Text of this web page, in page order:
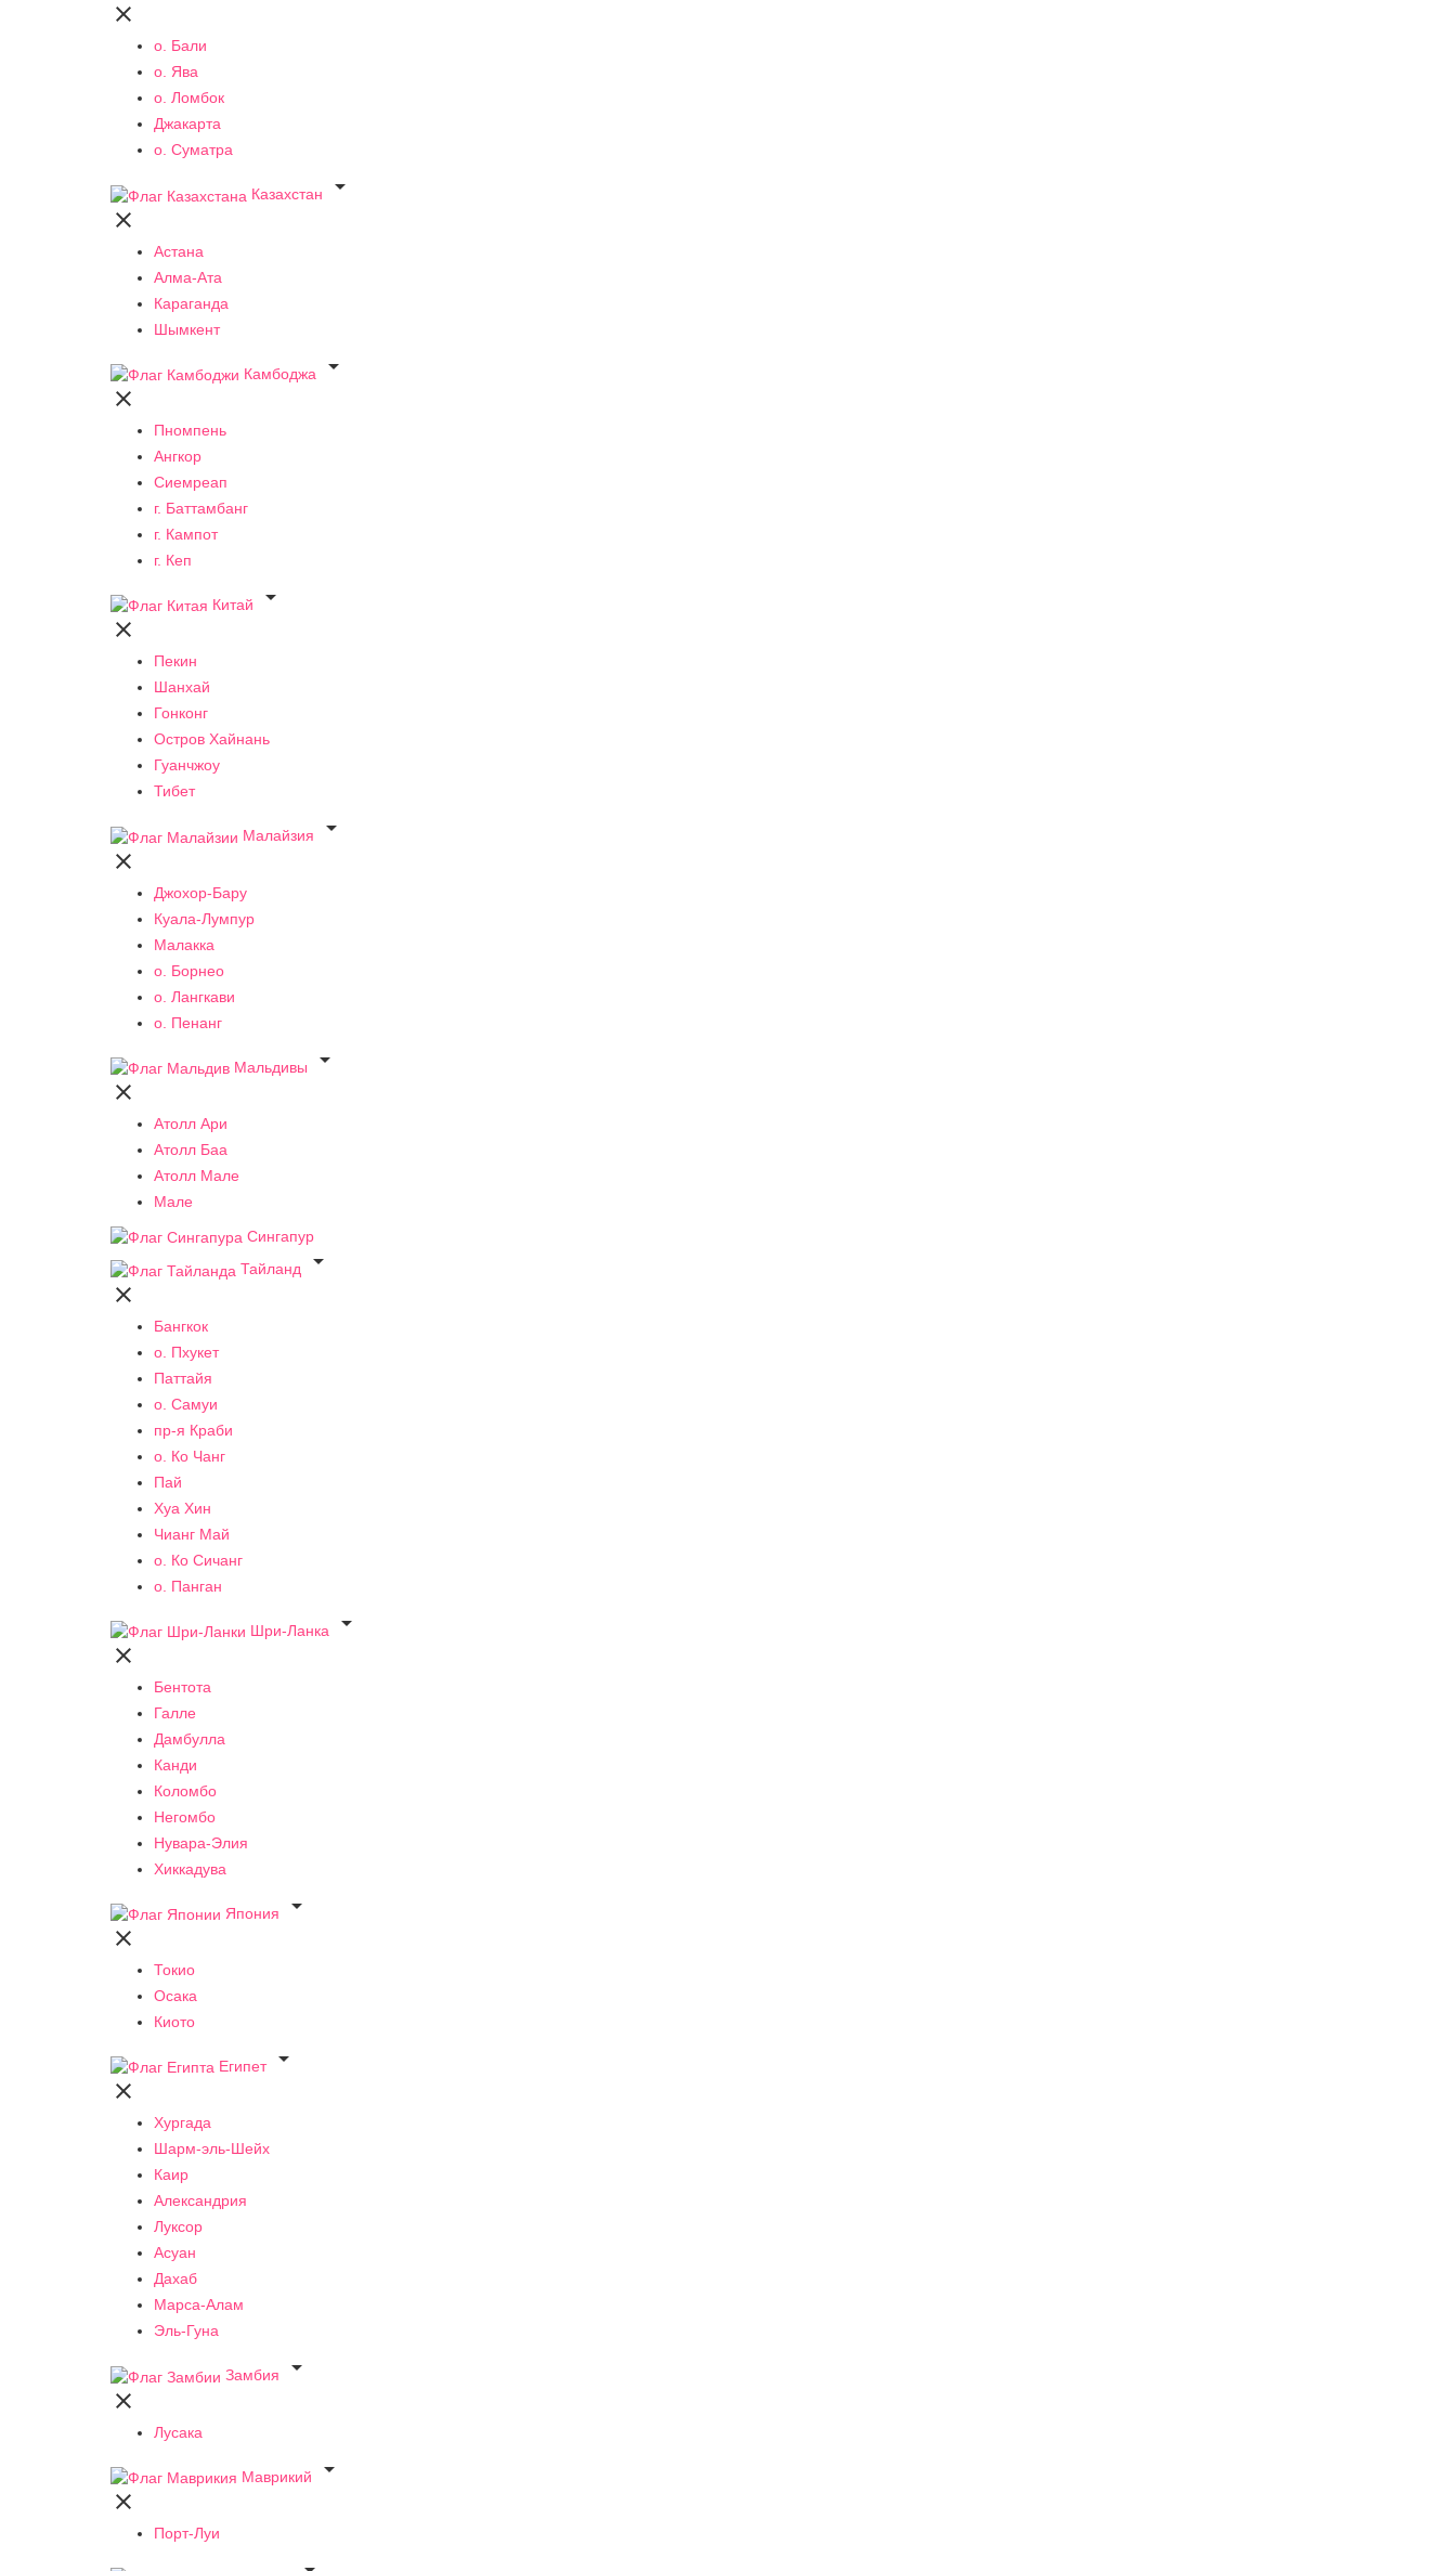

о. Бали
о. Ява
о. Ломбок
Джакарта
о. Суматра
Казахстан


Астана
Алма-Ата
Караганда
Шымкент
Камбоджа


Пномпень
Ангкор
Сиемреап
г. Баттамбанг
г. Кампот
г. Кеп
Китай


Пекин
Шанхай
Гонконг
Остров Хайнань
Гуанчжоу
Тибет
Малайзия


Джохор-Бару
Куала-Лумпур
Малакка
о. Борнео
о. Лангкави
о. Пенанг
Мальдивы


Атолл Ари
Атолл Баа
Атолл Мале
Мале
Сингапур
Тайланд


Бангкок
о. Пхукет
Паттайя
о. Самуи
пр-я Краби
о. Ко Чанг
Пай
Хуа Хин
Чианг Май
о. Ко Сичанг
о. Панган
Шри-Ланка


Бентота
Галле
Дамбулла
Канди
Коломбо
Негомбо
Нувара-Элия
Хиккадува
Япония


Токио
Осака
Киото
Египет


Хургада
Шарм-эль-Шейх
Каир
Александрия
Луксор
Асуан
Дахаб
Марса-Алам
Эль-Гуна
Замбия


Лусака
Маврикий


Порт-Луи